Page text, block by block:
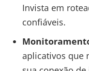
Invista em
confiáveis.
aplicativos que